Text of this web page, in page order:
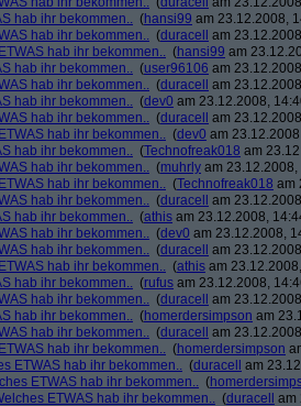
hab ihr bekommen.. (hansi99 am 23.12.2008,
hab ihr bekommen.. (duracell
am
hab ihr bekommen.. (hansi99 am
hab ihr bekommen.. (user96106 am
hab ihr bekommen.. (duracell
am
hab ihr bekommen.. (dev0 am 23.12.2008,
hab ihr bekommen.. (duracell
am
hab ihr bekommen.. (dev0 am
hab ihr bekommen.. (Technofreak018 am
hab ihr bekommen.. (muhrly am
hab ihr bekommen.. (Technofreak018 am
hab ihr bekommen.. (duracell
am
hab ihr bekommen.. (athis am 23.12.2008,
hab ihr bekommen.. (dev0 am 23.12.2008,
hab ihr bekommen.. (duracell
am
hab ihr bekommen.. (athis am
hab ihr bekommen.. (rufus am 23.12.2008,
hab ihr bekommen.. (duracell
am
hab ihr bekommen.. (homerdersimpson am
hab ihr bekommen.. (duracell
am
hab ihr bekommen.. (homerdersimpson
ETWAS hab ihr bekommen.. (duracell
am
ETWAS hab ihr bekommen.. (
ETWAS hab ihr bekommen.. (duracell
am